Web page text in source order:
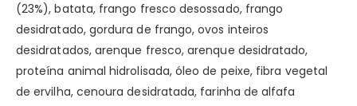
(23%), batata, frango fresco desossado, frango
desidratado, gordura de frango, ovos inteiros
desidratados, arenque fresco, arenque desidratado,
proteína animal hidrolisada, óleo de peixe, fibra vegetal
de ervilha, cenoura desidratada, farinha de alfafa